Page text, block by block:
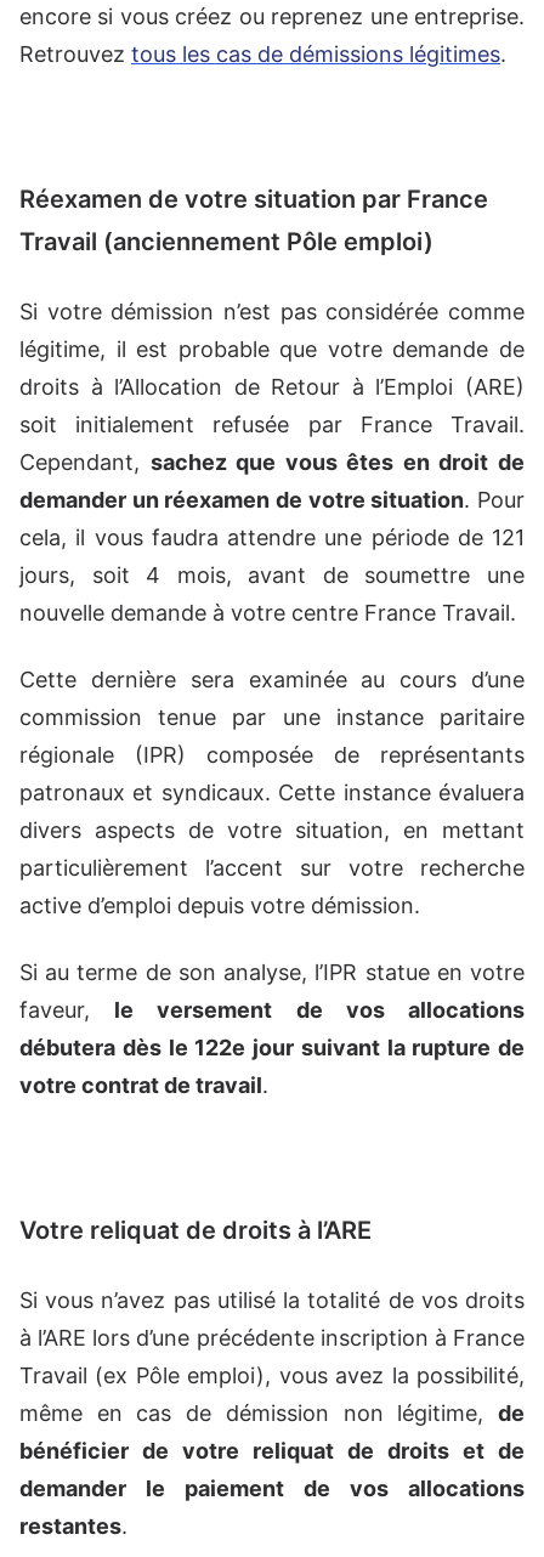
encore si vous créez ou reprenez une entreprise.
Retrouvez tous les cas de démissions légitimes.
Réexamen de votre situation par France
Travail (anciennement Pôle emploi)
Si votre démission n’est pas considérée comme
légitime, il est probable que votre demande de
droits à l’Allocation de Retour à l’Emploi (ARE)
soit initialement refusée par France Travail.
Cependant, sachez que vous êtes en droit de
demander un réexamen de votre situation. Pour
cela, il vous faudra attendre une période de 121
jours, soit 4 mois, avant de soumettre une
nouvelle demande à votre centre France Travail.
Cette dernière sera examinée au cours d’une
commission tenue par une instance paritaire
régionale (IPR) composée de représentants
patronaux et syndicaux. Cette instance évaluera
divers aspects de votre situation, en mettant
particulièrement l’accent sur votre recherche
active d’emploi depuis votre démission.
Si au terme de son analyse, l’IPR statue en votre
faveur, le versement de vos allocations
débutera dès le 122e jour suivant la rupture de
votre contrat de travail.
Votre reliquat de droits à l’ARE
Si vous n’avez pas utilisé la totalité de vos droits
à l’ARE lors d’une précédente inscription à France
Travail (ex Pôle emploi), vous avez la possibilité,
même en cas de démission non légitime, de
bénéficier de votre reliquat de droits et de
demander le paiement de vos allocations
restantes.